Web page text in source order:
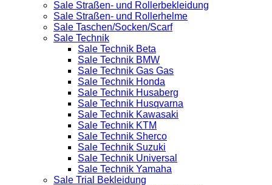
Sale Straßen- und Rollerbekleidung
Sale Straßen- und Rollerhelme
Sale Taschen/Socken/Scarf
Sale Technik
Sale Technik Beta
Sale Technik BMW
Sale Technik Gas Gas
Sale Technik Honda
Sale Technik Husaberg
Sale Technik Husqvarna
Sale Technik Kawasaki
Sale Technik KTM
Sale Technik Sherco
Sale Technik Suzuki
Sale Technik Universal
Sale Technik Yamaha
Sale Trial Bekleidung